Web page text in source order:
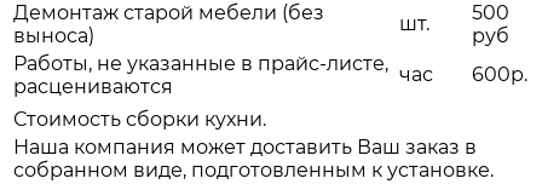
Демонтаж старой мебели (без
выноса)
шт.
500
руб
Работы, не указанные в прайс-листе,
расцениваются
час
600р.
Стоимость сборки кухни.
Наша компания может доставить Ваш заказ в
собранном виде, подготовленным к установке.